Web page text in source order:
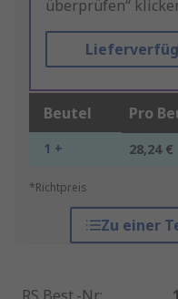
überprüfen“
Beutel Pro
1 + 28,24 €
*Richtpreis
Zu einer